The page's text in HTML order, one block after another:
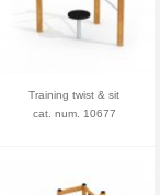
Training twist & sit
cat. num. 10677